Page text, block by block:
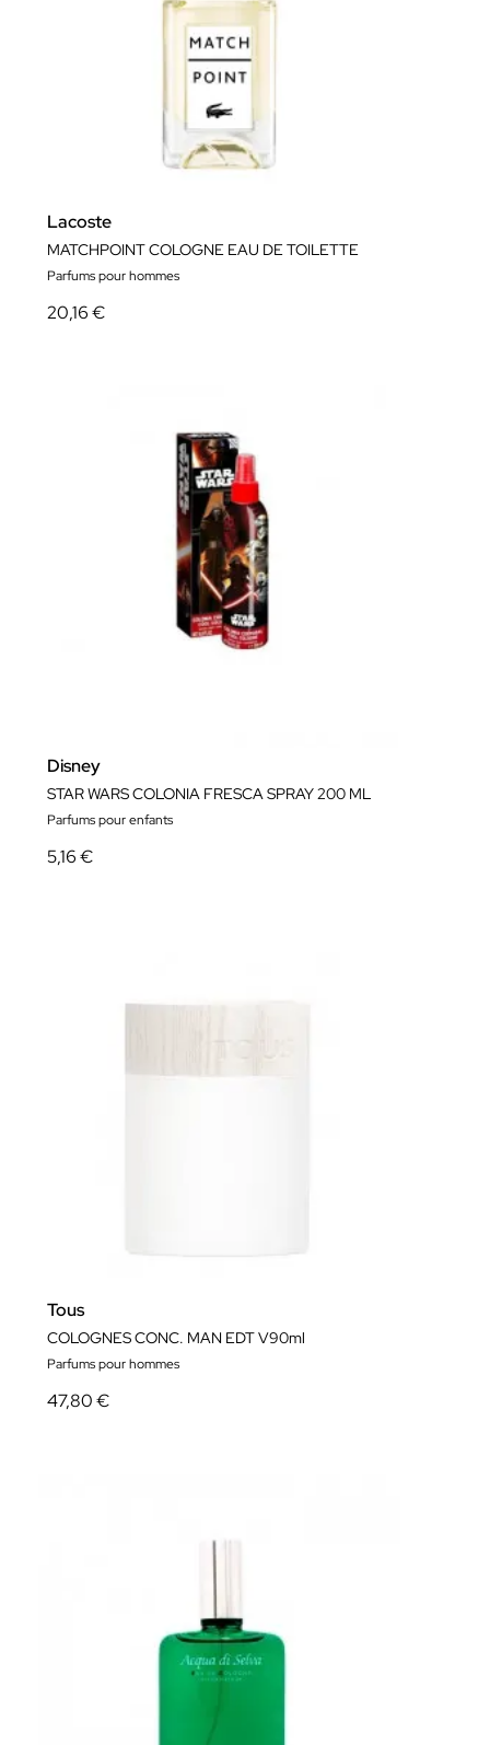
Lacoste
MATCHPOINT COLOGNE EAU DE TOILETTE
Parfums pour hommes
20,16 €
Disney
STAR WARS COLONIA FRESCA SPRAY 200 ML
Parfums pour enfants
5,16 €
Tous
COLOGNES CONC. MAN EDT V90ml
Parfums pour hommes
47,80 €